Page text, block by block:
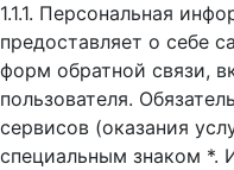
1.1.1. Персональная
предоставляет о себе
форм обратной связи,
пользователя.
сервисов (оказания
специальным знаком *.